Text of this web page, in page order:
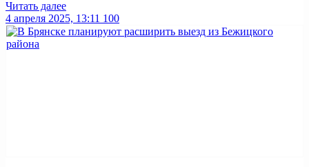
Читать далее
4 апреля 2025, 13:11 100